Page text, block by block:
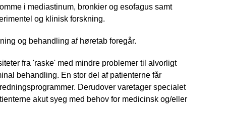
i mediastinum, bronkier og esofagus samt
og klinisk forskning.
og behandling af høretab foregår.
fra 'raske' med mindre problemer til alvorligt
behandling. En stor del af patienterne får
Derudover varetager specialet
akut syeg med behov for medicinsk og/eller